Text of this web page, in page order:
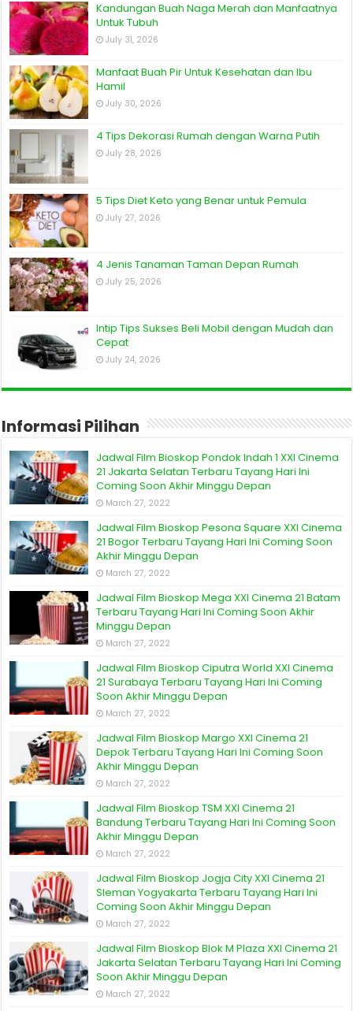
Kandungan Buah Naga Merah dan Manfaatnya
Untuk Tubuh
July 31, 2026
Manfaat Buah Pir Untuk Kesehatan dan Ibu
Hamil
July 30, 2026
4 Tips Dekorasi Rumah dengan Warna Putih
July 28, 2026
5 Tips Diet Keto yang Benar untuk Pemula
July 27, 2026
4 Jenis Tanaman Taman Depan Rumah
July 25, 2026
Intip Tips Sukses Beli Mobil dengan Mudah dan
Cepat
July 24, 2026
Informasi Pilihan
Jadwal Film Bioskop Pondok Indah 1 XXI Cinema
21 Jakarta Selatan Terbaru Tayang Hari Ini
Coming Soon Akhir Minggu Depan
March 27, 2022
Jadwal Film Bioskop Pesona Square XXI Cinema
21 Bogor Terbaru Tayang Hari Ini Coming Soon
Akhir Minggu Depan
March 27, 2022
Jadwal Film Bioskop Mega XXI Cinema 21 Batam
Terbaru Tayang Hari Ini Coming Soon Akhir
Minggu Depan
March 27, 2022
Jadwal Film Bioskop Ciputra World XXI Cinema
21 Surabaya Terbaru Tayang Hari Ini Coming
Soon Akhir Minggu Depan
March 27, 2022
Jadwal Film Bioskop Margo XXI Cinema 21
Depok Terbaru Tayang Hari Ini Coming Soon
Akhir Minggu Depan
March 27, 2022
Jadwal Film Bioskop TSM XXI Cinema 21
Bandung Terbaru Tayang Hari Ini Coming Soon
Akhir Minggu Depan
March 27, 2022
Jadwal Film Bioskop Jogja City XXI Cinema 21
Sleman Yogyakarta Terbaru Tayang Hari Ini
Coming Soon Akhir Minggu Depan
March 27, 2022
Jadwal Film Bioskop Blok M Plaza XXI Cinema 21
Jakarta Selatan Terbaru Tayang Hari Ini Coming
Soon Akhir Minggu Depan
March 27, 2022